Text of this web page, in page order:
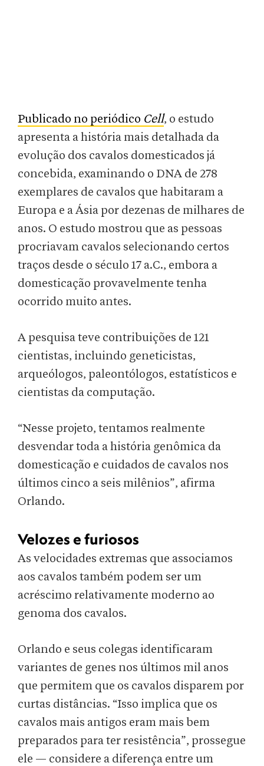
Publicado no periódico Cell, o estudo
apresenta a história mais detalhada da
evolução dos cavalos domesticados já
concebida, examinando o DNA de 278
exemplares de cavalos que habitaram a
Europa e a Ásia por dezenas de milhares de
anos. O estudo mostrou que as pessoas
procriavam cavalos selecionando certos
traços desde o século 17 a.C., embora a
domesticação provavelmente tenha
ocorrido muito antes.
A pesquisa teve contribuições de 121
cientistas, incluindo geneticistas,
arqueólogos, paleontólogos, estatísticos e
cientistas da computação.
“Nesse projeto, tentamos realmente
desvendar toda a história genômica da
domesticação e cuidados de cavalos nos
últimos cinco a seis milênios”, afirma
Orlando.
Velozes e furiosos
As velocidades extremas que associamos
aos cavalos também podem ser um
acréscimo relativamente moderno ao
genoma dos cavalos.
Orlando e seus colegas identificaram
variantes de genes nos últimos mil anos
que permitem que os cavalos disparem por
curtas distâncias. “Isso implica que os
cavalos mais antigos eram mais bem
preparados para ter resistência”, prossegue
ele — considere a diferença entre um